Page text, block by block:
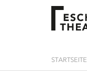
STARTSEITE